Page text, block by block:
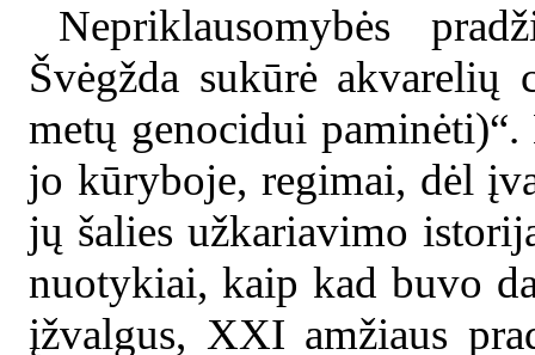
Nepriklausomybės
Švėgžda sukūrė
metų genocidui
jo kūryboje, regimai, dėl
jų šalies užkariavimo
nuotykiai, kaip kad buvo
įžvalgus, XXI amžiaus